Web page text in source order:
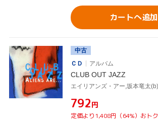
カートへ追加
中古
ＣＤ
アルバム
CLUB OUT JAZZ
¥792円
定価より1,408円（64%）おトク